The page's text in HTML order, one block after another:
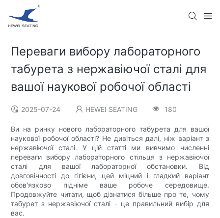
Переваги вибору лабораторного
табурета з нержавіючої сталі для
вашої наукової робочої області
2025-07-24 HEWEI SEATING 180
Ви на ринку нового лабораторного табурета для вашої
наукової робочої області? Не дивіться далі, ніж варіант з
нержавіючої сталі. У цій статті ми вивчимо численні
переваги вибору лабораторного стільця з нержавіючої
сталі для вашої лабораторної обстановки. Від
довговічності до гігієни, цей міцний і гладкий варіант
обов'язково підніме ваше робоче середовище.
Продовжуйте читати, щоб дізнатися більше про те, чому
табурет з нержавіючої сталі - це правильний вибір для
вас.